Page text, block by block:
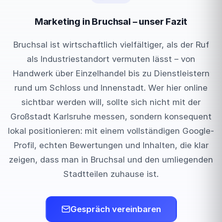
Marketing in Bruchsal – unser Fazit
Bruchsal ist wirtschaftlich vielfältiger, als der Ruf
als Industriestandort vermuten lässt – von
Handwerk über Einzelhandel bis zu Dienstleistern
rund um Schloss und Innenstadt. Wer hier online
sichtbar werden will, sollte sich nicht mit der
Großstadt Karlsruhe messen, sondern konsequent
lokal positionieren: mit einem vollständigen Google-
Profil, echten Bewertungen und Inhalten, die klar
zeigen, dass man in Bruchsal und den umliegenden
Stadtteilen zuhause ist.
Gespräch vereinbaren